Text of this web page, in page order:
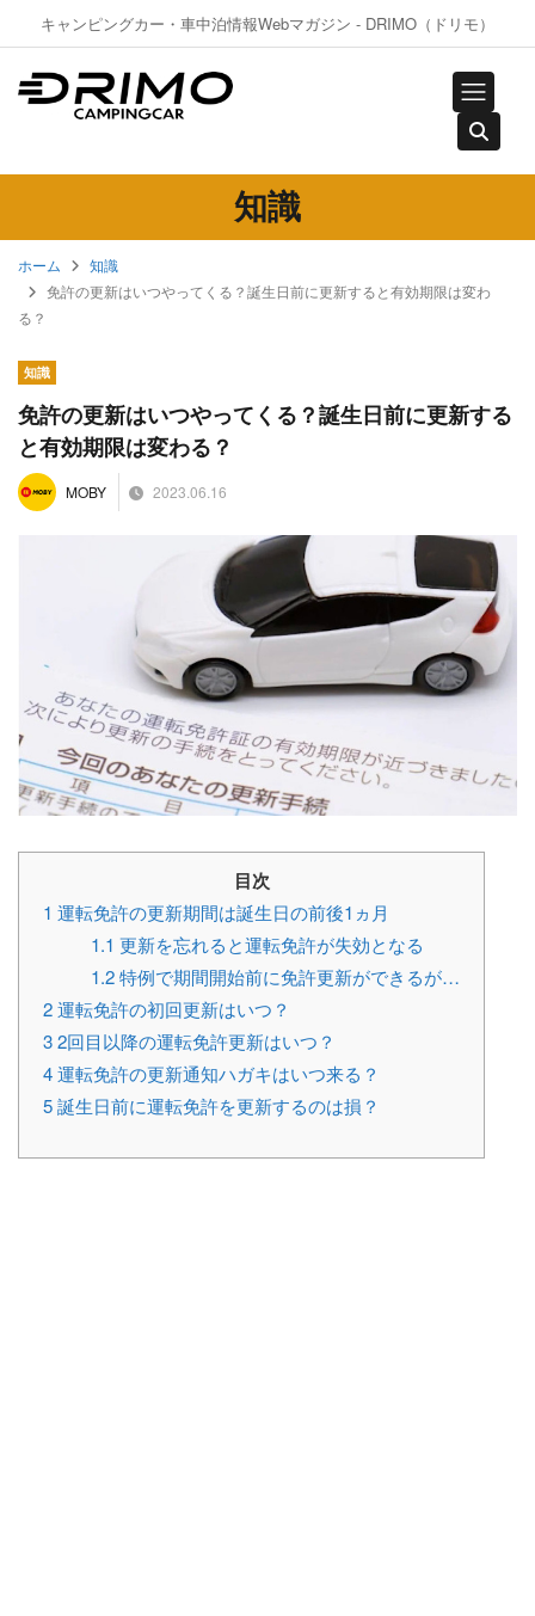
キャンピングカー・車中泊情報Webマガジン - DRIMO（ドリモ）
知識
ホーム
知識
免許の更新はいつやってくる？誕生日前に更新すると有効期限は変わ
る？
知識
免許の更新はいつやってくる？誕生日前に更新する
と有効期限は変わる？
MOBY 2023.06.16
目次
1 運転免許の更新期間は誕生日の前後1ヵ月
1.1 更新を忘れると運転免許が失効となる
1.2特例で期間開始前に免許更新ができるが…
2運転免許の初回更新はいつ？
32回目以降の運転免許更新はいつ？
4運転免許の更新通知ハガキはいつ来る？
5誕生日前に運転免許を更新するのは損？